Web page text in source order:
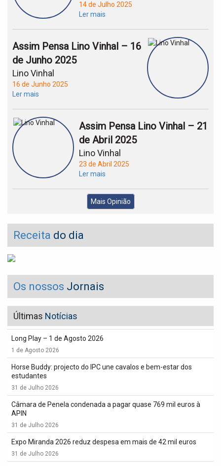
14 de Julho 2025
Ler mais
Assim Pensa Lino Vinhal – 16
de Junho 2025
Lino Vinhal
16 de Junho 2025
Ler mais
Assim Pensa Lino Vinhal – 21
de Abril 2025
Lino Vinhal
23 de Abril 2025
Ler mais
Mais Opinião
Receita do dia
Os nossos Jornais
Últimas Notícias
Long Play – 1 de Agosto 2026
1 de Agosto 2026
Horse Buddy: projecto do IPC une cavalos e bem-estar dos
estudantes
31 de Julho 2026
Câmara de Penela condenada a pagar quase 769 mil euros à
APIN
31 de Julho 2026
Expo Miranda 2026 reduz despesa em mais de 42 mil euros
31 de Julho 2026